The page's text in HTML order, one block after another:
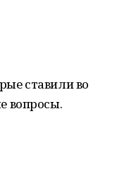
ставили во
вопросы.